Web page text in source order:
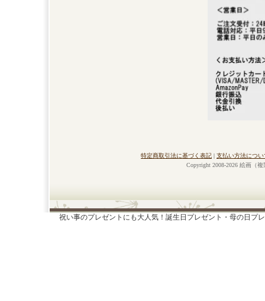
特定商取引法に基づく表記 | 支払い方法につい
Copyright 2008-2026 絵画（
祝い事のプレゼントにも大人気！誕生日プレゼント・母の日プ